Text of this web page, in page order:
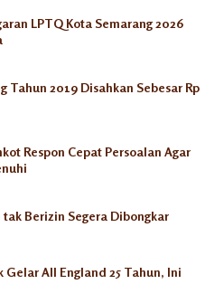
LPTQ Kota Semarang 2026
2019 Disahkan Sebesar Rp
Respon Cepat Persoalan Agar
Berizin Segera Dibongkar
Gelar All England 25 Tahun, Ini